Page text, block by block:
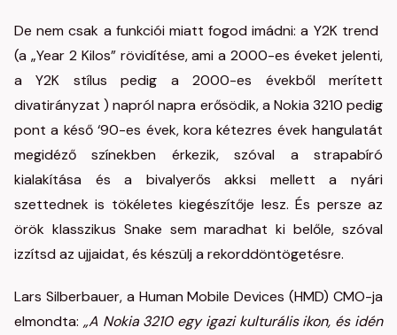
De nem csak a funkciói miatt fogod imádni: a Y2K trend ​
(a „Year 2 Kilos” rövidítése, ami a 2000-es éveket jelenti,
a Y2K stílus pedig a 2000-es évekből merített
divatirányzat ) napról napra erősödik, a Nokia 3210 pedig
pont a késő ‘90-es évek, kora kétezres évek hangulatát
megidéző színekben érkezik, szóval a strapabíró
kialakítása és a bivalyerős akksi mellett a nyári
szettednek is tökéletes kiegészítője lesz. És persze az
örök klasszikus Snake sem maradhat ki belőle, szóval
izzítsd az ujjaidat, és készülj a rekorddöntögetésre.
Lars Silberbauer, a Human Mobile Devices (HMD) CMO-ja
elmondta: „A Nokia 3210 egy igazi kulturális ikon, és idén